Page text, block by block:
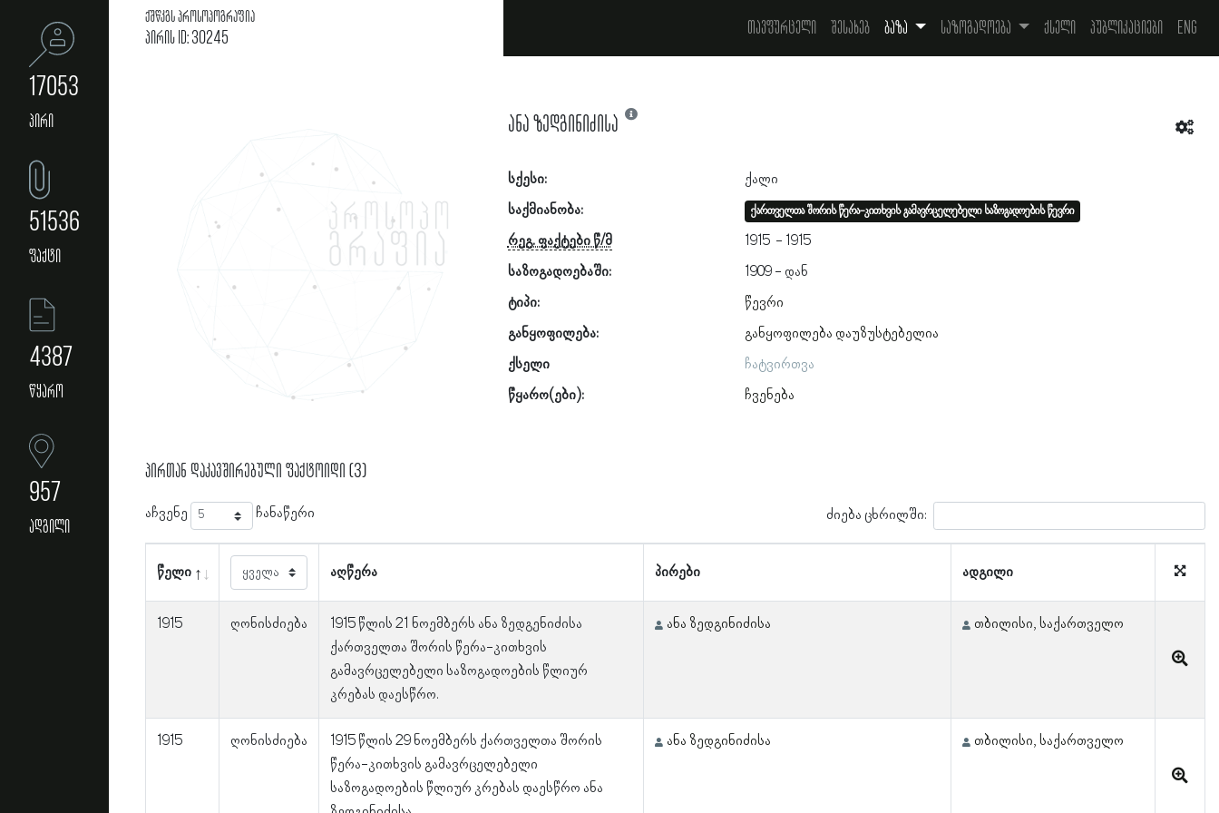
17053
პირი
51536
ფაქტი
4387
წყარო
957
ადგილი
ქშწკგს პროსოპოგრაფია
პირის ID: 30245 თავფურცელი შესახებ ბაზა საზოგადოება ქსელი პუბლიკაციები Eng
ანა ზედგინიძისა
სქესი:
ქალი
საქმიანობა:
ქართველთა შორის წერა-კითხვის გამავრცელებელი საზოგადოების წევრი
რეგ. ფაქტები წ/მ 1915
1915
საზოგადოებაში:
1909
ტიპი:
წევრი
განყოფილება:
განყოფილება დაუზუსტებელია
ქსელი
ჩატვირთვა
წყარო(ები):
ჩვენება
პირთან დაკავშირებული ფაქტოიდი (3)
აჩვენე ჩანაწერი ძიება ცხრილში:
წელი აღწერა პირები ადგილი
1915 ღონისძიება
1915 წლის 21 ნოემბერს ანა ზედგენიძისა
ქართველთა შორის წერა-კითხვის
გამავრცელებელი საზოგადოების წლიურ
კრებას დაესწრო.
ანა ზედგინიძისა თბილისი, საქართველო
1915 ღონისძიება
1915 წლის 29 ნოემბერს ქართველთა შორის
წერა-კითხვის გამავრცელებელი
საზოგადოების წლიურ კრებას დაესწრო ანა
ანა ზედგინიძისა თბილისი, საქართველო